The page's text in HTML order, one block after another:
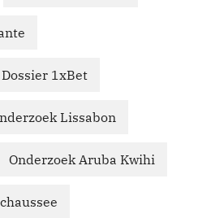
Dossier 1xBet
Lissabon
Onderzoek Aruba Kwihi